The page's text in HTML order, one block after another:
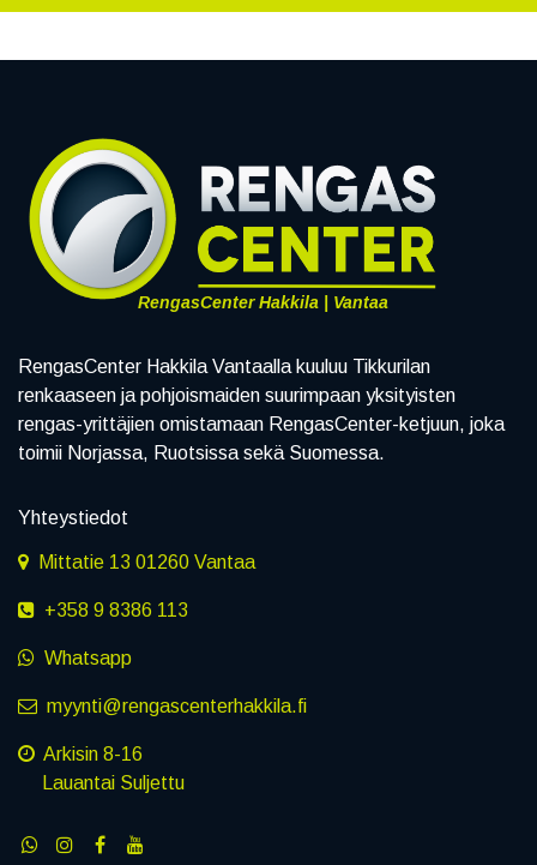
RengasCenter Hakkila | Vantaa
RengasCenter Hakkila Vantaalla kuuluu Tikkurilan
renkaaseen ja pohjoismaiden suurimpaan yksityisten
rengas-yrittäjien omistamaan RengasCenter-ketjuun, joka
toimii Norjassa, Ruotsissa sekä Suomessa.
Yhteystiedot
Mittatie 13 01260 Vantaa
+358 9 8386 113
Whatsapp
myynti@rengascenterhakkila.fi
Arkisin 8-16
Lauantai Suljettu